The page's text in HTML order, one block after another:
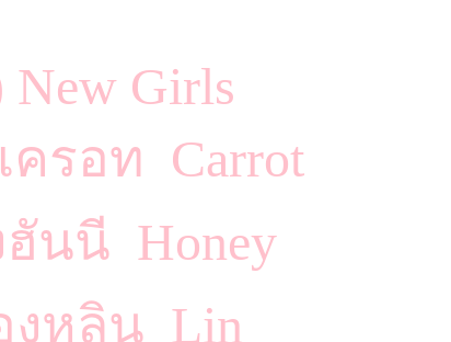
New Girls
รอท Carrot
นนี Honey
งหลิน Lin